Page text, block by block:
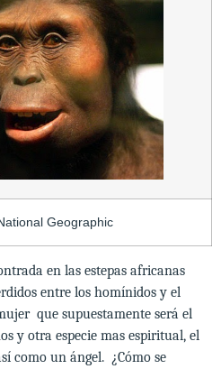
Geographic
en las estepas africanas
entre los homínidos y el
que supuestamente será el
y otra especie mas espiritual, el
como un ángel. ¿Cómo se